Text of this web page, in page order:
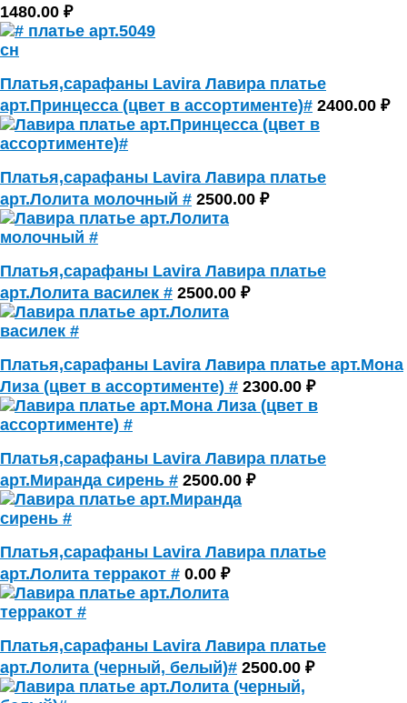
1480.00 ₽
Платья,сарафаны Lavira Лавира платье
арт.Принцесса (цвет в ассортименте)# 2400.00 ₽
Платья,сарафаны Lavira Лавира платье
арт.Лолита молочный # 2500.00 ₽
Платья,сарафаны Lavira Лавира платье
арт.Лолита василек # 2500.00 ₽
Платья,сарафаны Lavira Лавира платье арт.Мона
Лиза (цвет в ассортименте) # 2300.00 ₽
Платья,сарафаны Lavira Лавира платье
арт.Миранда сирень # 2500.00 ₽
Платья,сарафаны Lavira Лавира платье
арт.Лолита терракот # 0.00 ₽
Платья,сарафаны Lavira Лавира платье
арт.Лолита (черный, белый)# 2500.00 ₽